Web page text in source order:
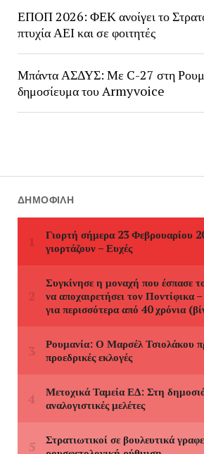
ΕΠΟΠ 2026: ΦΕΚ ανοίγει το
πτυχία ΑΕΙ και σε φοιτητές
Μπάντα ΑΣΔΥΣ: Με C-27 στη
δημοσίευμα του Armyvoice
ΔΗΜΟΦΙΛΉ